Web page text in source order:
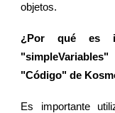
objetos.
¿Por qué es
"Código" de
Es importante